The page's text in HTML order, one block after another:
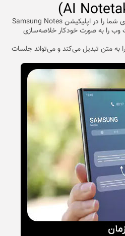
: این ابزار یادداشت‌های شما را در اپلیکیشن Samsung Notes
را به صورت خودکار خلاصه‌سازی
به متن تبدیل می‌کند و می‌تواند جلسات